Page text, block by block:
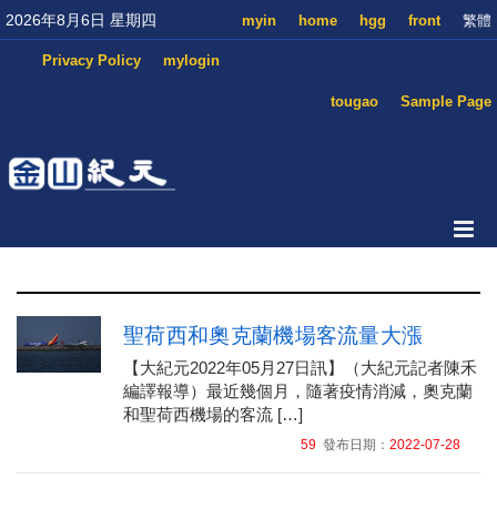
2026年8月6日 星期四 繁體
front
hgg
home
myin
mylogin
Privacy Policy
Sample Page
tougao
聖荷西和奧克蘭機場客流量大漲
【大紀元2022年05月27日訊】（大紀元記者陳禾
編譯報導）最近幾個月，隨著疫情消減，奧克蘭
和聖荷西機場的客流 […]
59發布日期： 2022-07-28